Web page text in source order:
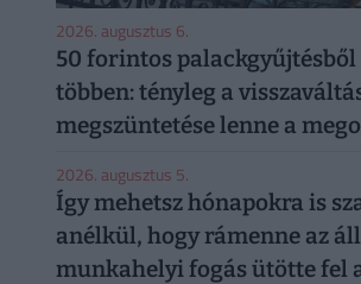
2026. augusztus 6.
50 forintos
többen: tényleg a
megszüntetése lenne a
2026. augusztus 5.
Így mehetsz hónapokra is
anélkül, hogy rámenne az
munkahelyi fogás ütötte fel